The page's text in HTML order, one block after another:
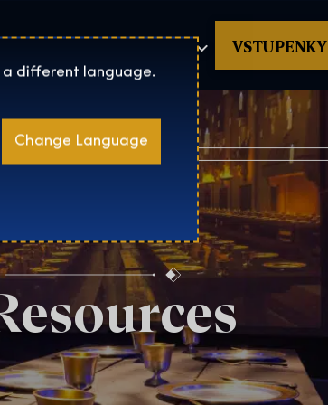
O Nás Nakupovat VSTUPENKY
different language.
Change Language